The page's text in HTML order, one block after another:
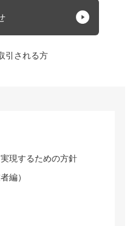
引される方
現するための方針
編）